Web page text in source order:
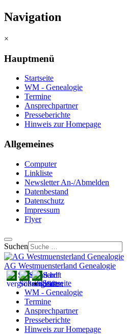
Navigation
×
Hauptmenü
Startseite
WM - Genealogie
Termine
Ansprechpartner
Presseberichte
Hinweis zur Homepage
Allgemeines
Computer
Linkliste
Newsletter An-/Abmelden
Datenbestand
Datenschutz
Impressum
Flyer
Suchen
AG Westmuensterland Genealogie
Startseite
WM - Genealogie
Termine
Ansprechpartner
Presseberichte
Hinweis zur Homepage